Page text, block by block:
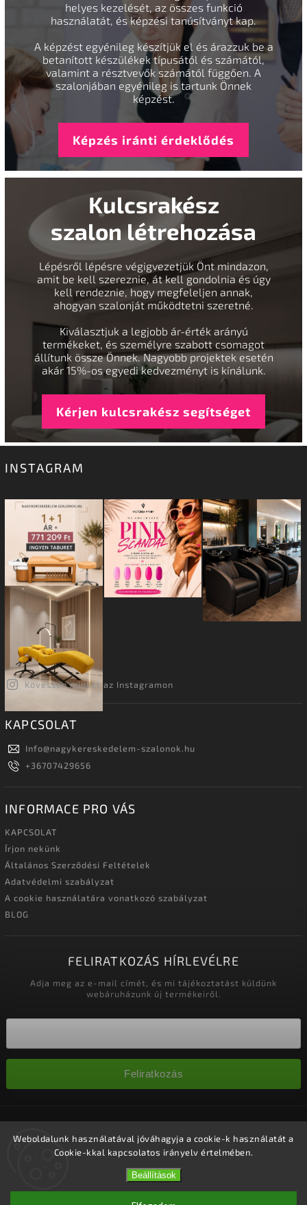
Weboldalunk használatával jóváhagyja a cookie-k használatát a
Cookie-kkal kapcsolatos irányelv értelmében.
Beállítások
helyes kezelését, az összes funkció
használatát, és képzési tanúsítványt kap.
A képzést egyénileg készítjük el és árazzuk be a
betanított készülékek típusától és számától,
valamint a résztvevők számától függően. A
szalonjában egyénileg is tartunk Önnek
képzést.
Képzés iránti érdeklődés
Kulcsrakész
szalon létrehozása
Lépésről lépésre végigvezetjük Önt mindazon,
amit be kell szereznie, át kell gondolnia és úgy
kell rendeznie, hogy megfeleljen annak,
ahogyan szalonját működtetni szeretné.
Kiválasztjuk a legjobb ár-érték arányú
termékeket, és személyre szabott csomagot
állítunk össze Önnek. Nagyobb projektek esetén
akár 15%-os egyedi kedvezményt is kínálunk.
Kérjen kulcsrakész segítséget
INSTAGRAM
Kövessen minket az Instagramon
KAPCSOLAT
Info@nagykereskedelem-szalonok.hu
+36707429656
INFORMACE PRO VÁS
KAPCSOLAT
Írjon nekünk
Általános Szerződési Feltételek
Adatvédelmi szabályzat
A cookie használatára vonatkozó szabályzat
BLOG
FELIRATKOZÁS HÍRLEVÉLRE
Adja meg az e-mail címét, és mi tájékoztatást küldünk
webáruházunk új termékeiről.
Feliratkozás
fenntartva.
Süti beállítások szerkesztése
Shoptet| DesignShoptak.cz.